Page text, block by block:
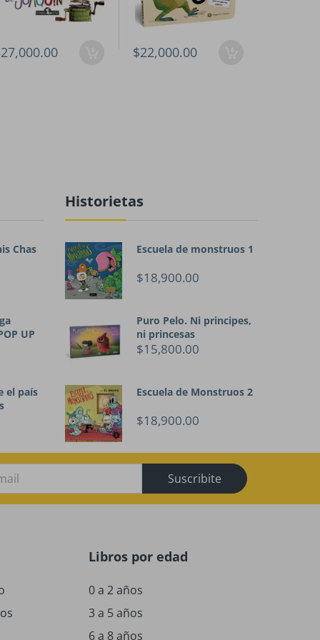
$22,000.00
Chas
UP
el país
Historietas
Escuela de monstruos 1
$18,900.00
Puro Pelo. Ni principes,
ni princesas
$15,800.00
Escuela de Monstruos 2
$18,900.00
Suscribite
Libros por edad
0 a 2 años
3 a 5 años
6 a 8 años